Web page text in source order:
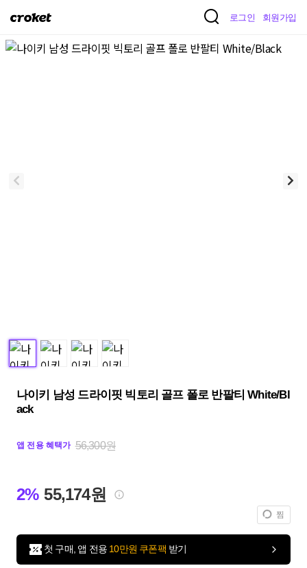
크
켓
로그인 회원가입
나이키 남성 드라이핏 빅토리 골프 폴로 반팔티 White/Bl
ack
앱 전용 혜택가 56,300원
2% 55,174원
찜
첫 구매, 앱 전용 10만원 쿠폰팩 받기